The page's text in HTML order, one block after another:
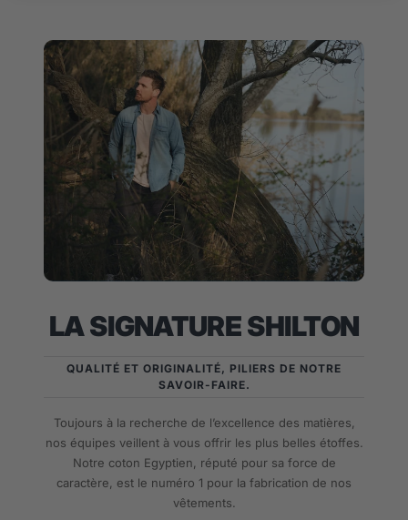
LA SIGNATURE SHILTON
QUALITÉ ET ORIGINALITÉ, PILIERS DE NOTRE
SAVOIR-FAIRE.
Toujours à la recherche de l’excellence des matières,
nos équipes veillent à vous offrir les plus belles étoffes.
Notre coton Egyptien, réputé pour sa force de
caractère, est le numéro 1 pour la fabrication de nos
vêtements.